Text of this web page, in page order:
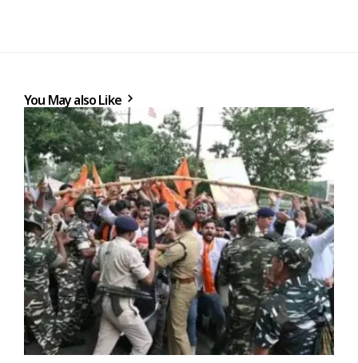
You May also Like